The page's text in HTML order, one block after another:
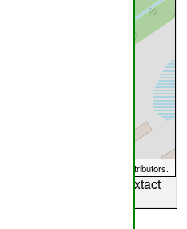
contributors.
pas refléter l'endroit extact